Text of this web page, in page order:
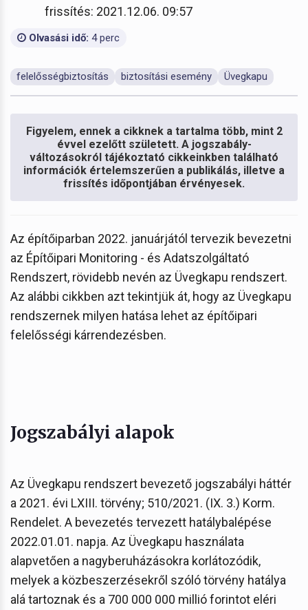
frissítés: 2021.12.06. 09:57
Olvasási idő: 4 perc
felelősségbiztosítás biztosítási esemény Üvegkapu
Figyelem, ennek a cikknek a tartalma több, mint 2
évvel ezelőtt született. A jogszabály-
változásokról tájékoztató cikkeinkben található
információk értelemszerűen a publikálás, illetve a
frissítés időpontjában érvényesek.
Az építőiparban 2022. januárjától tervezik bevezetni
az Építőipari Monitoring - és Adatszolgáltató
Rendszert, rövidebb nevén az Üvegkapu rendszert.
Az alábbi cikkben azt tekintjük át, hogy az Üvegkapu
rendszernek milyen hatása lehet az építőipari
felelősségi kárrendezésben.
Jogszabályi alapok
Az Üvegkapu rendszert bevezető jogszabályi háttér
a 2021. évi LXIII. törvény; 510/2021. (IX. 3.) Korm.
Rendelet. A bevezetés tervezett hatálybalépése
2022.01.01. napja. Az Üvegkapu használata
alapvetően a nagyberuházásokra korlátozódik,
melyek a közbeszerzésekről szóló törvény hatálya
alá tartoznak és a 700 000 000 millió forintot eléri